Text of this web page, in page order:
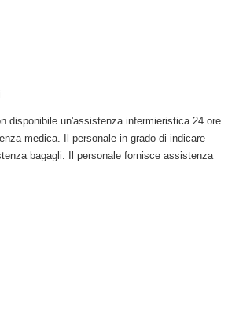
disponibile un'assistenza infermieristica 24 ore
medica. Il personale in grado di indicare
bagagli. Il personale fornisce assistenza